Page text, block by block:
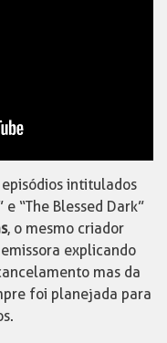
intitulados
“The Blessed Dark”
, o mesmo criador
explicando
mas da
foi planejada para